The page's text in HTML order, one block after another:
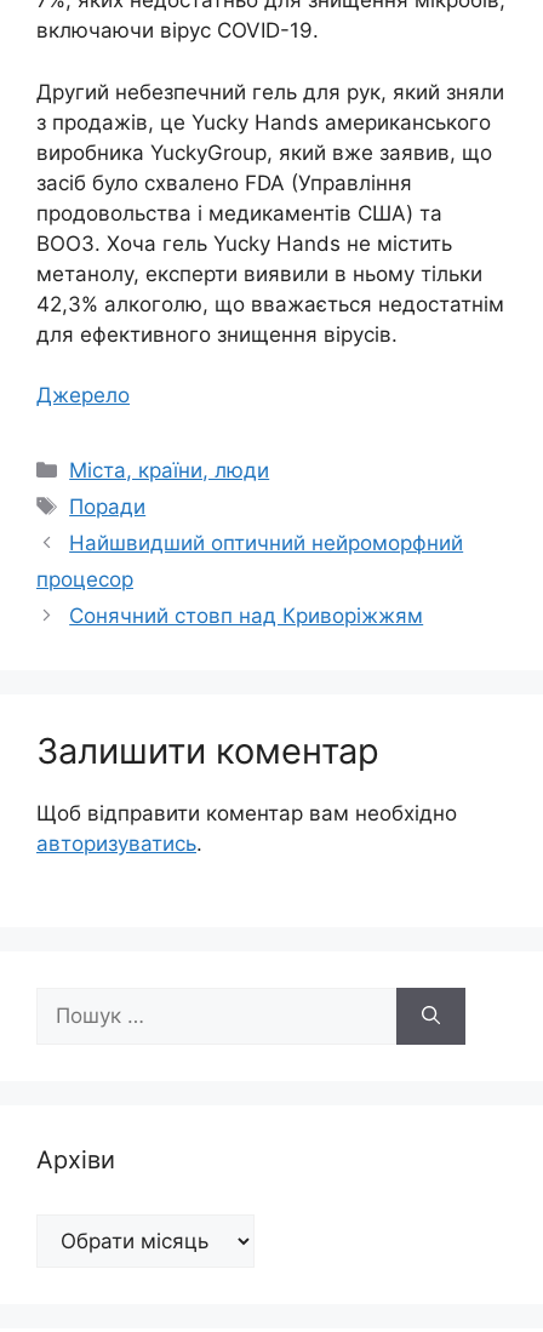
включаючи вірус COVID-19.
Другий небезпечний гель для рук, який зняли
з продажів, це Yucky Hands американського
виробника YuckyGroup, який вже заявив, що
засіб було схвалено FDA (Управління
продовольства і медикаментів США) та
ВООЗ. Хоча гель Yucky Hands не містить
метанолу, експерти виявили в ньому тільки
42,3% алкоголю, що вважається недостатнім
для ефективного знищення вірусів.
Джерело
Категорії
Міста, країни, люди
Позначки
Поради
Найшвидший оптичний нейроморфний
процесор
Сонячний стовп над Криворіжжям
Залишити коментар
Щоб відправити коментар вам необхідно
авторизуватись.
Архіви
Архіви